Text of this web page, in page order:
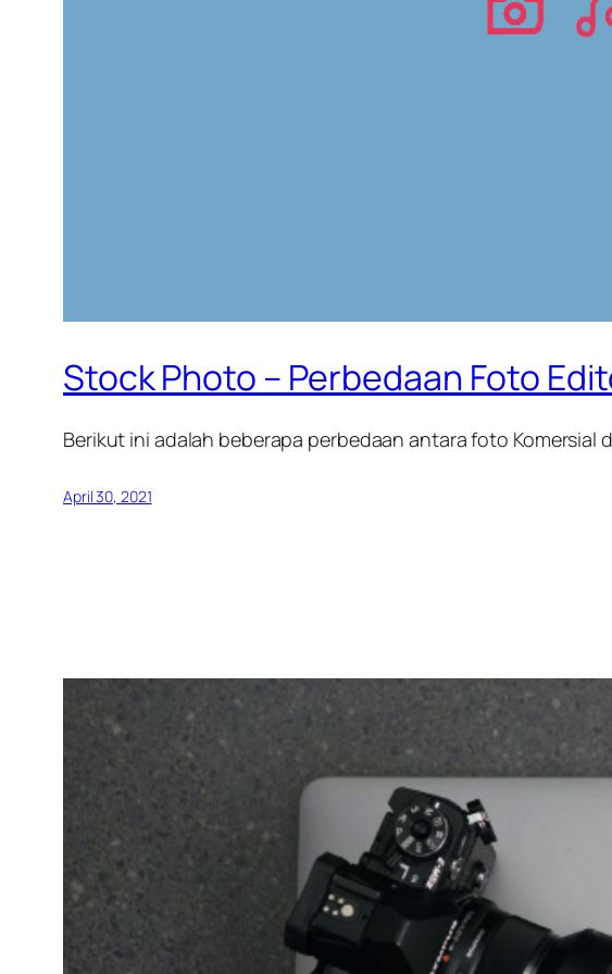
Stock Photo – Perbedaan Foto
Berikut ini adalah beberapa perbedaan antara foto
April 30, 2021